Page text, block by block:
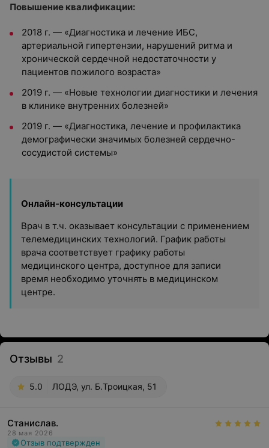
Повышение квалификации:
2018 г. — «Диагностика и лечение ИБС,
артериальной гипертензии, нарушений ритма и
хронической сердечной недостаточности у
пациентов пожилого возраста»
2019 г. — «Новые технологии диагностики и лечения
в клинике внутренних болезней»
2019 г. — «Диагностика, лечение и профилактика
демографически значимых болезней сердечно-
сосудистой системы»
Онлайн-консультации
Врач в т.ч. оказывает консультации с применением
телемедицинских технологий. График работы
врача соответствует графику работы
медицинского центра, доступное для записи
время необходимо уточнять в медицинском
центре.
Отзывы 2
5.0 ЛОДЭ, ул. Б.Троицкая, 51
Станислав.
28 мая 2026
Отзыв подтвержден